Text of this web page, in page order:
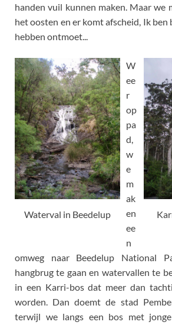
handen vuil kunnen maken. Maar we
het oosten en er komt afscheid, Ik ben
hebben ontmoet...
Waterval in Beedelup
W
ee
r
op
pa
d,
w
e
m
ak
en
ee
n
omweg naar Beedelup National
hangbrug te gaan en watervallen te
in een Karri-bos dat meer dan
worden. Dan doemt de stad
terwijl we langs een bos met jonge